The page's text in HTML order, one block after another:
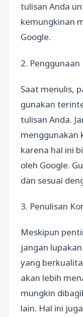
tulisan Anda
kemungkinan
Google.
2.
Saat menulis,
gunakan
tulisan Anda.
menggunakan
karena hal ini
oleh Google.
dan sesuai
3. Penulisan
Meskipun
jangan
yang
akan lebih
mungkin
lain. Hal ini